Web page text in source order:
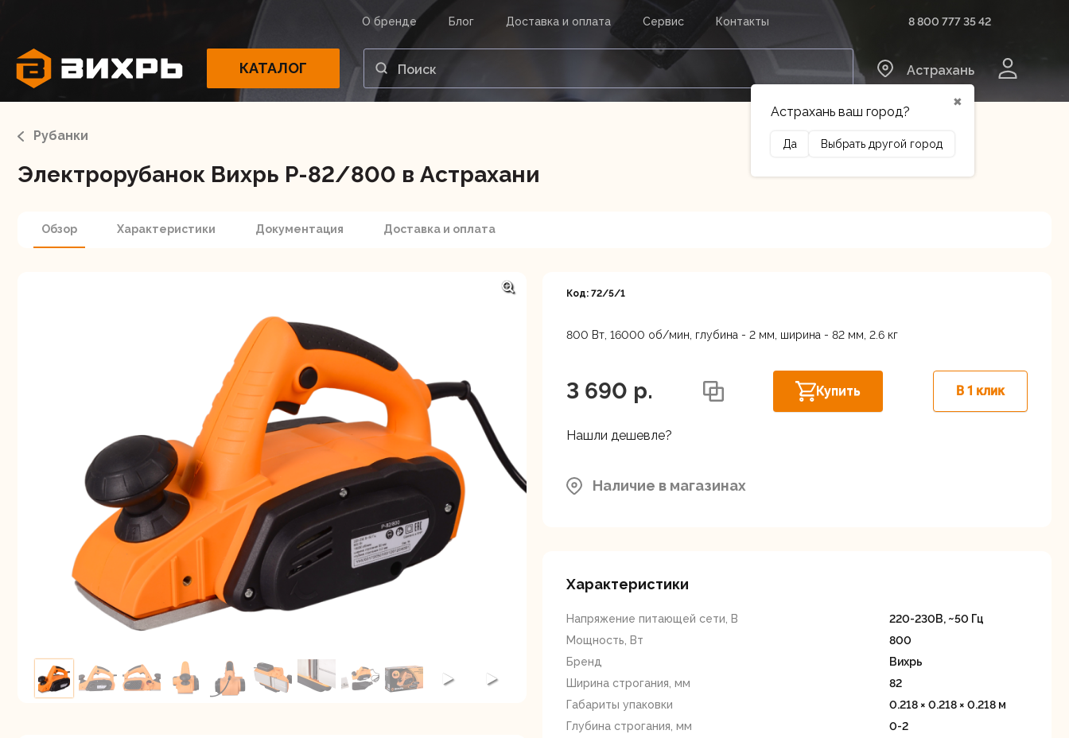
О бренде Блог Доставка и оплата Сервис Контакты 8 800 777 35 42
КАТАЛОГ Астрахань
✖
Астрахань ваш город?
Да Выбрать другой город
Аккумуляторные
шуруповерты
Комплектующие для
электроинструмента
Отрезные пилы Перфораторы Сабельные пилы
Рубанки
Электрорубанок Вихрь Р-82/800 в Астрахани
Обзор Характеристики Документация Доставка и оплата
Код: 72/5/1
800 Вт, 16000 об/мин, глубина - 2 мм, ширина - 82 мм, 2.6 кг
3 690 p. Купить В 1 клик
Нашли дешевле?
Наличие в магазинах
Астрахань, ул. Рыбинская 3 лит.Б
Характеристики
Напряжение питающей сети, В
220-230В, ~50 Гц
Мощность, Вт
800
Бренд
Вихрь
Ширина строгания, мм
82
Габариты упаковки
0.218 × 0.218 × 0.218 м
Глубина строгания, мм
0-2
ВХОД
Забыли пароль?